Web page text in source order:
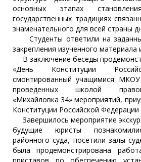
основных этапах
государственных традициях
знаменательного для всей страны
Студенты ответили на
закрепления изученного материала
В заключение беседы
«День Конституции
смонтированный учащимися
проведенных школой
«Михайловка 34» мероприятий,
Конституции Российской Федерации
Завершилось мероприятие
будущие юристы
районного суда, посетили залы
была продемонстрирована